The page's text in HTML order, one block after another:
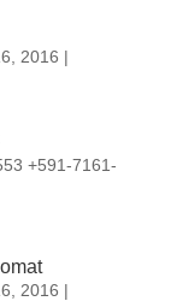
2016 |
+591-7161-
2016 |